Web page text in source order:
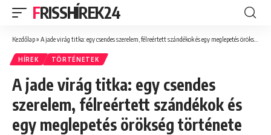
FRISSHÍREK24
Kezdőlap» A jade virág titka: egy csendes szerelem, félreértett szándékok és egy meglepetés örökség története
HÍREK TÖRTÉNETEK
A jade virág titka: egy csendes
szerelem, félreértett szándékok és
egy meglepetés örökség története